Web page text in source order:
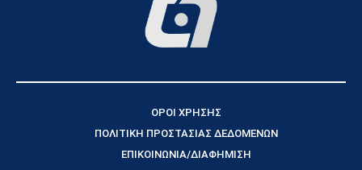
ΟΡΟΙ ΧΡΗΣΗΣ
ΠΟΛΙΤΙΚΗ ΠΡΟΣΤΑΣΙΑΣ ΔΕΔΟΜΕΝΩΝ
ΕΠΙΚΟΙΝΩΝΙΑ/ΔΙΑΦΗΜΙΣΗ